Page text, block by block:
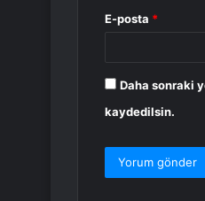
E-posta *
Daha sonraki
kaydedilsin.